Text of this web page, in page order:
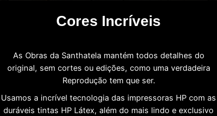
Cores Incríveis
As Obras da Santhatela mantém todos detalhes do
original, sem cortes ou edições, como uma verdadeira
Reprodução tem que ser.
Usamos a incrível tecnologia das impressoras HP com as
duráveis tintas HP Látex, além do mais lindo e exclusivo